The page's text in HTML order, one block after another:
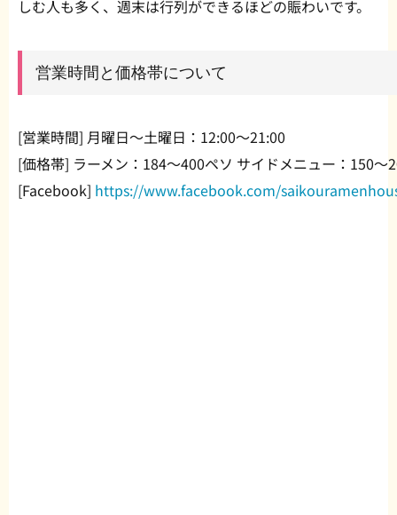
しむ人も多く、週末は行列ができるほどの賑わいです。
営業時間と価格帯について
[営業時間] 月曜日～土曜日：12:00～21:00
[価格帯] ラーメン：184～400ペソ サイドメニュー：150～
[Facebook] https://www.facebook.com/